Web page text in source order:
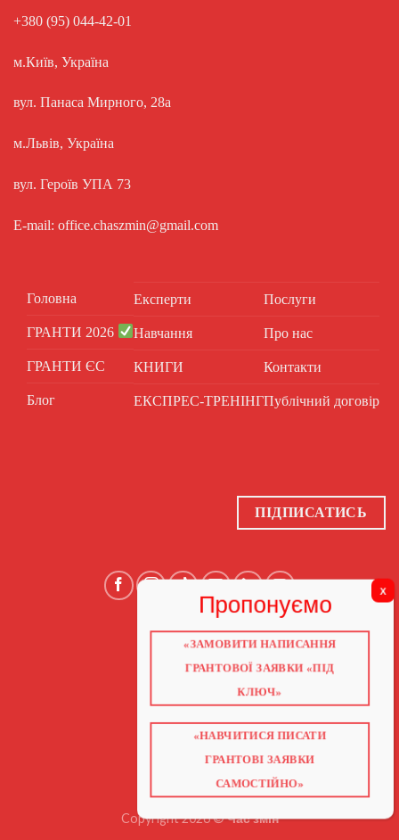
+380 (95) 044-42-01
м.Київ, Україна
вул. Панаса Мирного, 28а
м.Львів, Україна
вул. Героїв УПА 73
E-mail: office.chaszmin@gmail.com
Головна
ГРАНТИ 2026
ГРАНТИ ЄС
Блог
Експерти
Навчання
КНИГИ
ЕКСПРЕС-ТРЕНІНГ
Послуги
Про нас
Контакти
Публічний договір
ПІДПИСАТИСЬ
ГОЛОВНА
ПРО НАС
ГРАНТИ 2026
НАВЧАННЯ
КНИГИ
ВІДЕО ПРО ГРАНТИ
Copyright 2026 ©Час змін
«ЗАМОВИТИ НАПИСАННЯ
ГРАНТОВОЇ ЗАЯВКИ «ПІД
КЛЮЧ»
«НАВЧИТИСЯ ПИСАТИ
ГРАНТОВІ ЗАЯВКИ
САМОСТІЙНО»